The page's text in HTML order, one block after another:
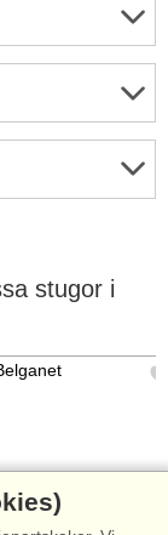
stugor i